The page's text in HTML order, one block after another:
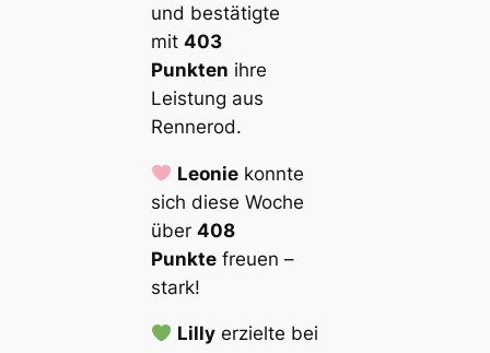
und bestätigte
mit 403
Punkten ihre
Leistung aus
Rennerod.
Leonie konnte
sich diese Woche
über 408
Punktefreuen –
stark!
Lilly erzielte bei